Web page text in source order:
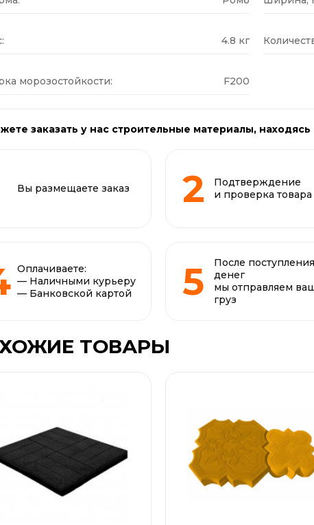
4.8 кг
морозостойкости: F200
заказать у нас строительные материалы,
Вы размещаете заказ
Подтверждение
и проверка товара
Оплачиваете:
— Наличными курьеру
— Банковской картой
После поступления
денег
мы отправляем
груз
ТОВАРЫ